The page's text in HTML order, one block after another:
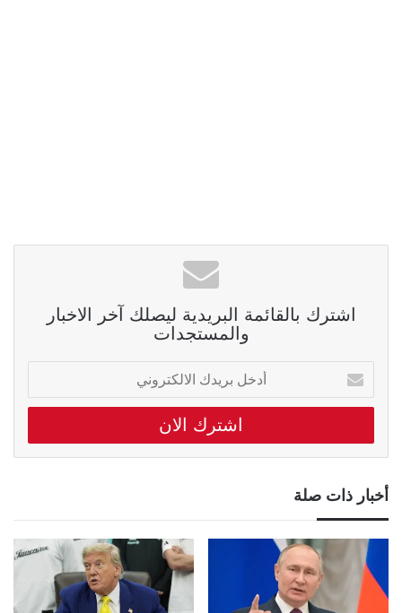
اشترك بالقائمة البريدية ليصلك آخر الاخبار
والمستجدات
أدخل
بريدك
الالكتروني
أخبار ذات صلة